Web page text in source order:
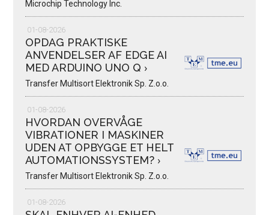
Microchip Technology Inc.
01-08-2026
OPDAG PRAKTISKE
ANVENDELSER AF EDGE AI
MED ARDUINO UNO Q ›
Transfer Multisort Elektronik Sp. Z.o.o.
01-08-2026
HVORDAN OVERVÅGE
VIBRATIONER I MASKINER
UDEN AT OPBYGGE ET HELT
AUTOMATIONSSYSTEM? ›
Transfer Multisort Elektronik Sp. Z.o.o.
01-08-2026